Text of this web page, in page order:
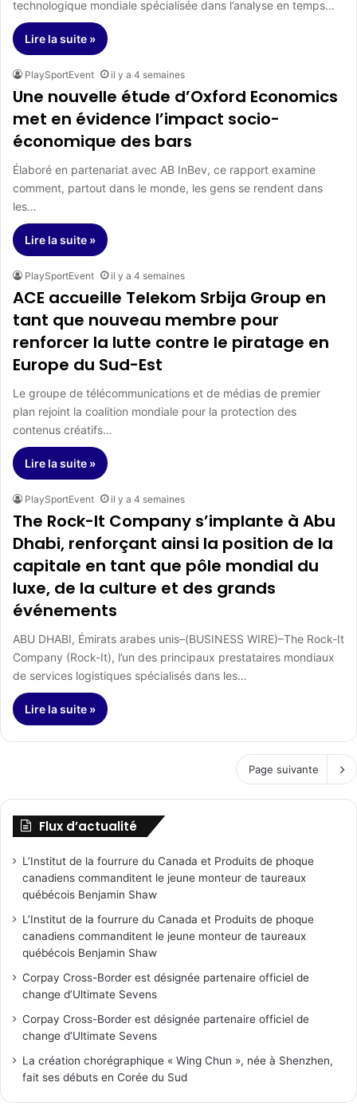
technologique mondiale spécialisée dans l’analyse en temps…
Lire la suite »
PlaySportEvent il y a 4 semaines
Une nouvelle étude d’Oxford Economics
met en évidence l’impact socio-
économique des bars
Élaboré en partenariat avec AB InBev, ce rapport examine
comment, partout dans le monde, les gens se rendent dans
les…
Lire la suite »
PlaySportEvent il y a 4 semaines
ACE accueille Telekom Srbija Group en
tant que nouveau membre pour
renforcer la lutte contre le piratage en
Europe du Sud-Est
Le groupe de télécommunications et de médias de premier
plan rejoint la coalition mondiale pour la protection des
contenus créatifs…
Lire la suite »
PlaySportEvent il y a 4 semaines
The Rock-It Company s’implante à Abu
Dhabi, renforçant ainsi la position de la
capitale en tant que pôle mondial du
luxe, de la culture et des grands
événements
ABU DHABI, Émirats arabes unis–(BUSINESS WIRE)–The Rock-It
Company (Rock-It), l’un des principaux prestataires mondiaux
de services logistiques spécialisés dans les…
Lire la suite »
Page suivante
Flux d’actualité
L’Institut de la fourrure du Canada et Produits de phoque
canadiens commanditent le jeune monteur de taureaux
québécois Benjamin Shaw
L’Institut de la fourrure du Canada et Produits de phoque
canadiens commanditent le jeune monteur de taureaux
québécois Benjamin Shaw
Corpay Cross-Border est désignée partenaire officiel de
change d’Ultimate Sevens
Corpay Cross-Border est désignée partenaire officiel de
change d’Ultimate Sevens
La création chorégraphique « Wing Chun », née à Shenzhen,
fait ses débuts en Corée du Sud